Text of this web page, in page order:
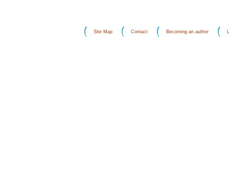
Site Map Contact Becoming an author